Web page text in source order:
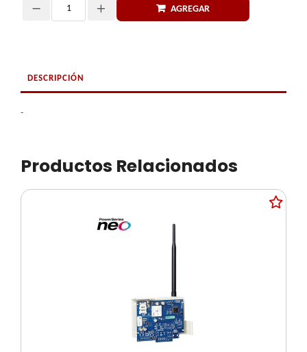
AGREGAR
DESCRIPCIÓN
-
Productos Relacionados